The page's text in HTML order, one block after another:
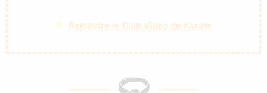
Rejoindre le Club Vidéo de Karaté